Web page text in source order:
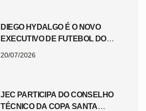
DIEGO HYDALGO É O NOVO
EXECUTIVO DE FUTEBOL DO
20/07/2026
JEC PARTICIPA DO CONSELHO
TÉCNICO DA COPA SANTA